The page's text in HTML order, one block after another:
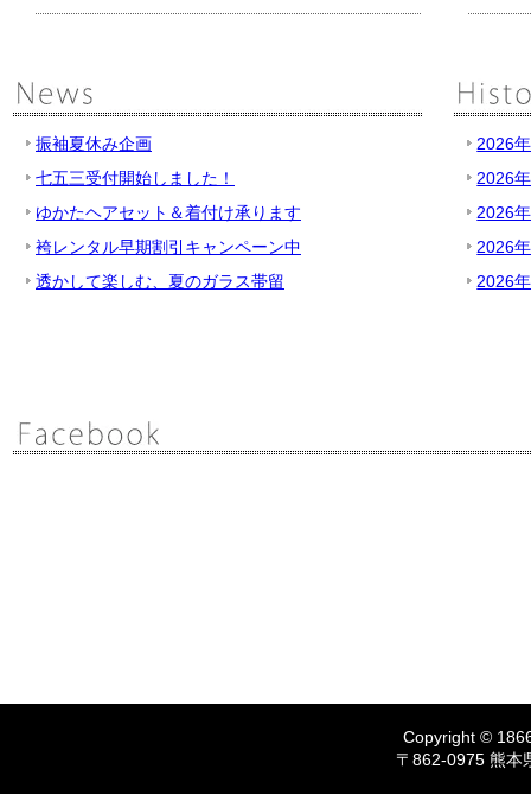
振袖夏休み企画
七五三受付開始しました！
ゆかたヘアセット＆着付け承ります
袴レンタル早期割引キャンペーン中
透かして楽しむ、夏のガラス帯留
2026
2026
2026
2026
2026
Copyright ©
〒862-0975 熊本